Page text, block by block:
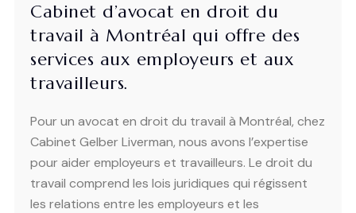
Cabinet d’avocat en droit du
travail à Montréal qui offre des
services aux employeurs et aux
travailleurs.
Pour un avocat en droit du travail à Montréal, chez
Cabinet Gelber Liverman, nous avons l’expertise
pour aider employeurs et travailleurs. Le droit du
travail comprend les lois juridiques qui régissent
les relations entre les employeurs et les